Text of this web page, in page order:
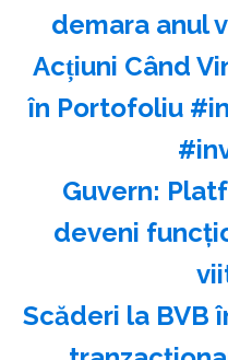
demara anul
Acțiuni Când
în Portofoliu
Guvern:
deveni
Scăderi la BVB